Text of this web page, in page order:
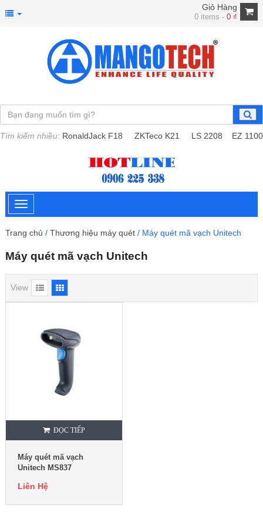
Giỏ Hàng
0 items -0 ₫
Tìm kiếm nhiều: RonaldJack F18 ZKTeco K21 LS 2208 EZ 1100
Trang chủ / Thương hiệu máy quét / Máy quét mã vạch Unitech
Máy quét mã vạch Unitech
View
ĐỌC TIẾP
Máy quét mã vạch
Unitech MS837
Liên Hệ